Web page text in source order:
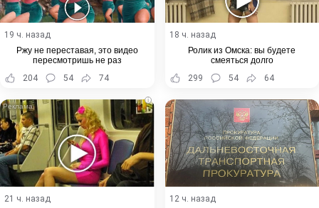
19 ч. назад
Ржу не переставая, это видео
пересмотришь не раз
204
54 74
18 ч. назад
Ролик из Омска: вы будете
смеяться долго
299
54 64
i
21 ч. назад 12 ч. назад